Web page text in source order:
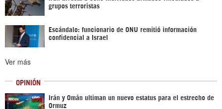
grupos terroristas
Escándalo: funcionario de ONU remitió información
confidencial a Israel
Ver más
OPINIÓN
Irán y Omán ultiman un nuevo estatus para el estrecho de
Ormuz